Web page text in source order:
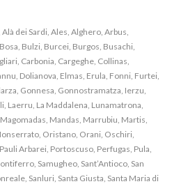
Alà dei Sardi, Ales, Alghero, Arbus,
Bulzi, Burcei, Burgos, Busachi,
Carbonia, Cargeghe, Collinas,
Dolianova, Elmas, Erula, Fonni, Furtei,
Gonnesa, Gonnostramatza, Ierzu,
Laerru, La Maddalena, Lunamatrona,
Mandas, Marrubiu, Martis,
Oristano, Orani, Oschiri,
Arbarei, Portoscuso, Perfugas, Pula,
Samugheo, Sant’Antioco, San
Sanluri, Santa Giusta, Santa Maria di